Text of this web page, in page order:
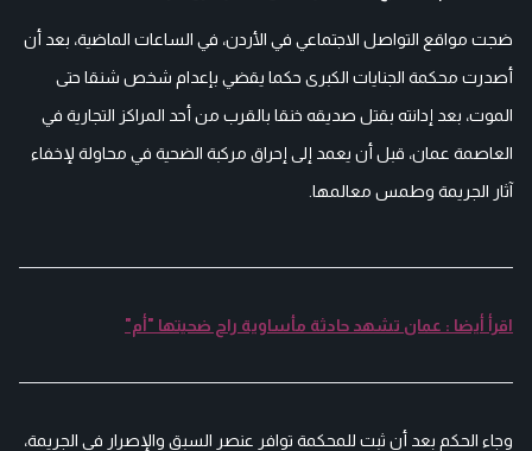
ضجت مواقع التواصل الاجتماعي في الأردن، في الساعات الماضية، بعد أن
أصدرت محكمة الجنايات الكبرى حكما يقضي بإعدام شخص شنقا حتى
الموت، بعد إدانته بقتل صديقه خنقا بالقرب من أحد المراكز التجارية في
العاصمة عمان، قبل أن يعمد إلى إحراق مركبة الضحية في محاولة لإخفاء
آثار الجريمة وطمس معالمها.
اقرأ أيضا : عمان تشهد حادثة مأساوية راح ضحيتها "أم"
وجاء الحكم بعد أن ثبت للمحكمة توافر عنصر السبق والإصرار في الجريمة،